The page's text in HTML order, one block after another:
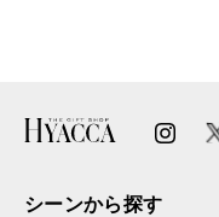
シーンから探す